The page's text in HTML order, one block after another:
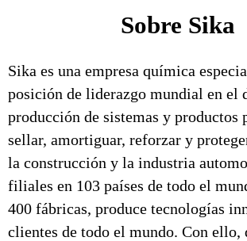
Sobre Sika
Sika es una empresa química
posición de liderazgo mundial en el
producción de sistemas y productos
sellar, amortiguar, reforzar y
la construcción y la industria
filiales en 103 países de todo el
400 fábricas, produce tecnologías
clientes de todo el mundo. Con ello,